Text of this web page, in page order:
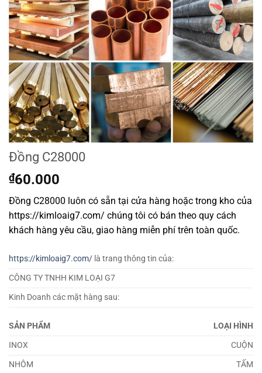
Đồng C28000
₫60.000
Đồng C28000 luôn có sẵn tại cửa hàng hoặc trong kho của
https://kimloaig7.com/ chúng tôi có bán theo quy cách
khách hàng yêu cầu, giao hàng miễn phí trên toàn quốc.
https://kimloaig7.com/ là trang thông tin của:
CÔNG TY TNHH KIM LOẠI G7
Kinh Doanh các mặt hàng sau:
SẢN PHẨM
LOẠI HÌNH
INOX
CUỘN
NHÔM
TẤM